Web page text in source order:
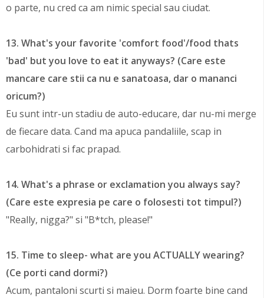
o parte, nu cred ca am nimic special sau ciudat.
13. What's your favorite 'comfort food'/food thats
'bad' but you love to eat it anyways? (Care este
mancare care stii ca nu e sanatoasa, dar o mananci
oricum?)
Eu sunt intr-un stadiu de auto-educare, dar nu-mi merge
de fiecare data. Cand ma apuca pandaliile, scap in
carbohidrati si fac prapad.
14. What's a phrase or exclamation you always say?
(Care este expresia pe care o folosesti tot timpul?)
"Really, nigga?" si "B*tch, please!"
15. Time to sleep- what are you ACTUALLY wearing?
(Ce porti cand dormi?)
Acum, pantaloni scurti si maieu. Dorm foarte bine cand